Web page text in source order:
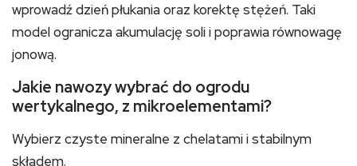
wprowadź dzień płukania oraz korektę stężeń. Taki
model ogranicza akumulację soli i poprawia równowagę
jonową.
Jakie nawozy wybrać do ogrodu
wertykalnego, z mikroelementami?
Wybierz czyste mineralne z chelatami i stabilnym
składem.